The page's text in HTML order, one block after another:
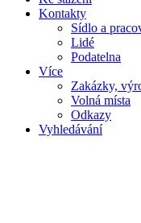
Kontakty
Sídlo a
Lidé
Podatelna
Více
Zakázky,
Volná místa
Odkazy
Vyhledávání